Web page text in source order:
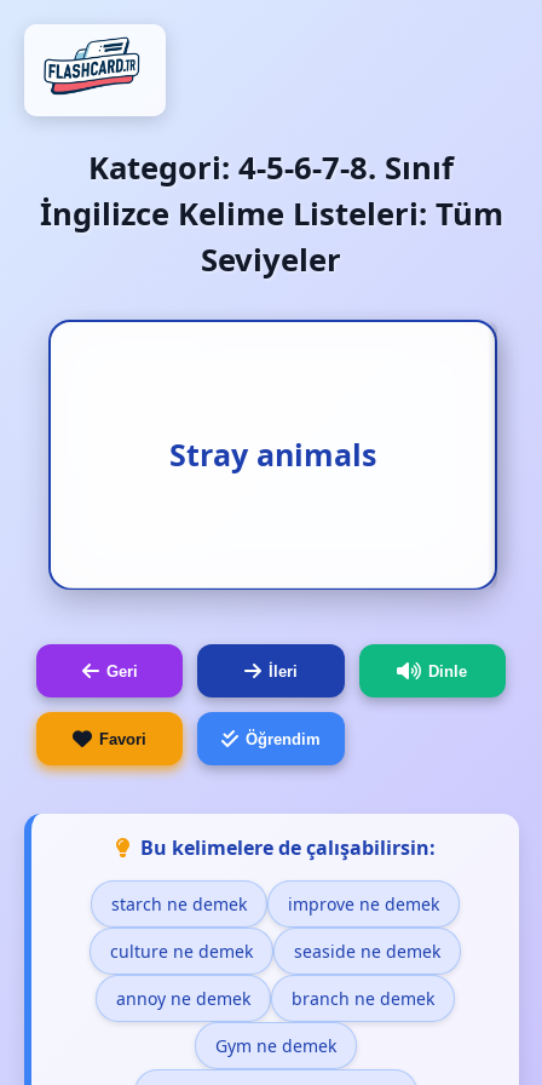
Kategori: 4-5-6-7-8. Sınıf
İngilizce Kelime Listeleri: Tüm
Seviyeler
Stray animals
Sokak hayvanları
Geri İleri Dinle
Favori Öğrendim
Bu kelimelere de çalışabilirsin:
starch ne demek improve ne demek
culture ne demek seaside ne demek
annoy ne demek branch ne demek
Gym ne demek